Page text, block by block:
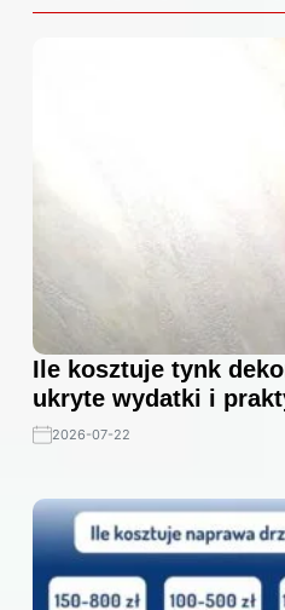
Ile kosztuje tynk
ukryte wydatki i
2026-07-22